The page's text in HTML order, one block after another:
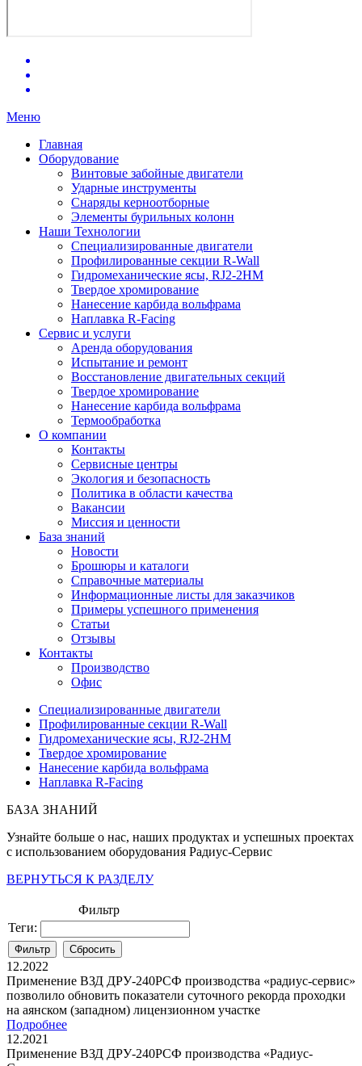
Меню
Главная
Оборудование
Винтовые забойные двигатели
Ударные инструменты
Снаряды керноотборные
Элементы бурильных колонн
Наши Технологии
Специализированные двигатели
Профилированные секции R-Wall
Гидромеханические ясы, RJ2-2HM
Твердое хромирование
Нанесение карбида вольфрама
Наплавка R-Facing
Сервис и услуги
Аренда оборудования
Испытание и ремонт
Восстановление двигательных секций
Твердое хромирование
Нанесение карбида вольфрама
Термообработка
О компании
Контакты
Сервисные центры
Экология и безопасность
Политика в области качества
Вакансии
Миссия и ценности
База знаний
Новости
Брошюры и каталоги
Справочные материалы
Информационные листы для заказчиков
Примеры успешного применения
Статьи
Отзывы
Контакты
Производство
Офис
Специализированные двигатели
Профилированные секции R-Wall
Гидромеханические ясы, RJ2-2HM
Твердое хромирование
Нанесение карбида вольфрама
Наплавка R-Facing
БАЗА ЗНАНИЙ
Узнайте больше о нас, наших продуктах и успешных проектах
с использованием оборудования Радиус-Сервис
ВЕРНУТЬСЯ К РАЗДЕЛУ
Фильтр
Теги:
12.2022
Применение ВЗД ДРУ-240РСФ производства «радиус-сервис»
позволило обновить показатели суточного рекорда проходки
на аянском (западном) лицензионном участке
Подробнее
12.2021
Применение ВЗД ДРУ-240РСФ производства «Радиус-